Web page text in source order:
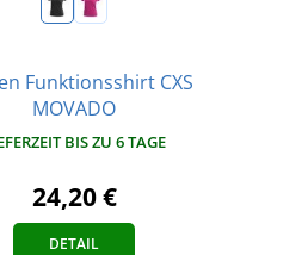
Funktionsshirt CXS
MOVADO
BIS ZU 6 TAGE
24,20 €
DETAIL